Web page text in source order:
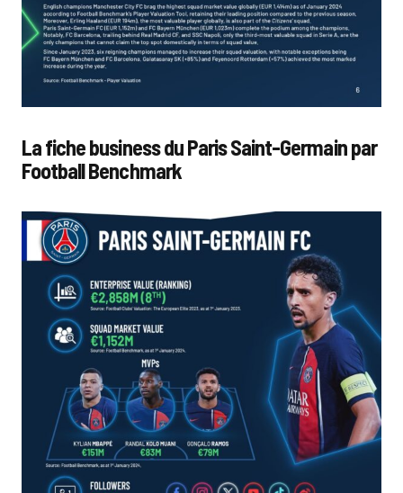
La fiche business du Paris Saint-Germain par
Football Benchmark